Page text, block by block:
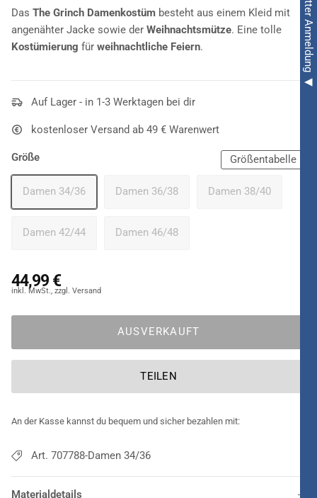
Das The Grinch Damenkostüm besteht aus einem Kleid mit
angenähter Jacke sowie der Weihnachtsmütze. Eine tolle
Kostümierung für weihnachtliche Feiern.
Auf Lager - in 1-3 Werktagen bei dir
kostenloser Versand ab 49 € Warenwert
Größe Größentabelle
Damen 34/36 Damen 36/38 Damen 38/40
Damen 42/44 Damen 46/48
44,99 €
AUSVERKAUFT
TEILEN
An der Kasse kannst du bequem und sicher bezahlen mit:
Art. 707788-Damen 34/36
Materialdetails